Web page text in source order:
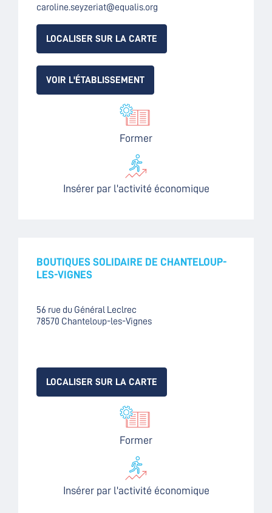
caroline.seyzeriat@equalis.org
LOCALISER SUR LA CARTE
VOIR L'ÉTABLISSEMENT
Former
Insérer par l'activité économique
BOUTIQUES SOLIDAIRE DE CHANTELOUP-
LES-VIGNES
56 rue du Général Leclrec
78570 Chanteloup-les-Vignes
LOCALISER SUR LA CARTE
Former
Insérer par l'activité économique